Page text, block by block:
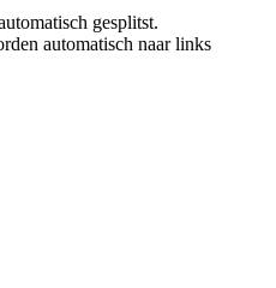
gesplitst.
automatisch naar links